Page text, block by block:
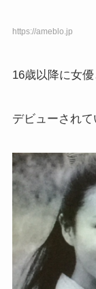
https://ameblo.jp
16歳以降に女
デビューされて